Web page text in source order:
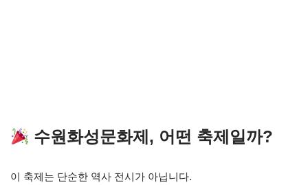
수원화성문화제, 어떤 축제일까?
이 축제는 단순한 역사 전시가 아닙니다.